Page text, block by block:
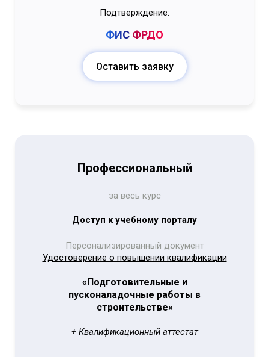
Подтверждение:
ФИС ФРДО
Оставить заявку
Профессиональный
за весь курс
Доступ к учебному порталу
Персонализированный документ
Удостоверение о повышении квалификации
«Подготовительные и
пусконаладочные работы в
строительстве»
+ Квалификационный аттестат